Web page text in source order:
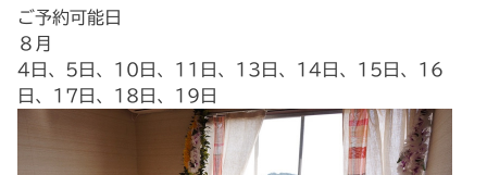
ご予約可能日
８月
4日、5日、10日、11日、13日、14日、15日、16
日、17日、18日、19日